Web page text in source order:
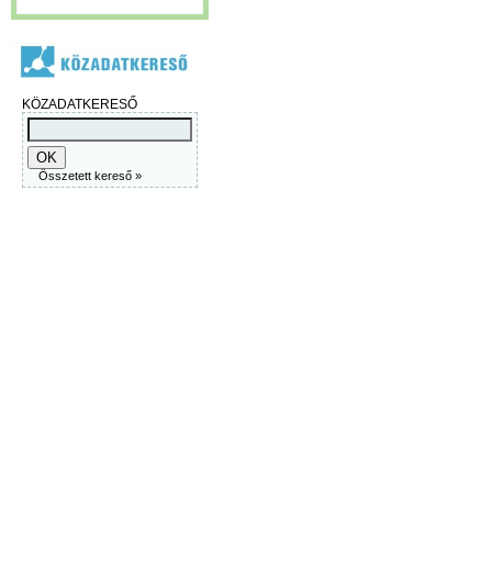
KÖZADATKERESŐ
Összetett kereső »